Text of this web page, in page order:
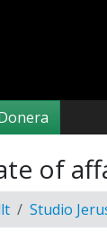
of
Studio